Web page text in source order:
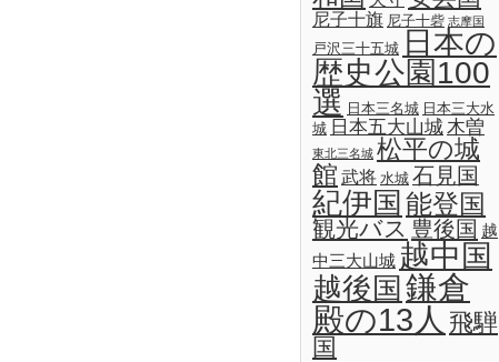
尼子十旗 尼子十砦 志摩国
戸沢三十五城 日本の
歴史公園100
選 日本三名城 日本三大水
城 日本五大山城木曽
東北三名城 松平の城
館 武将 水城 石見国
紀伊国 能登国
観光バス 豊後国 越
中三大山城 越中国
越後国 鎌倉
殿の13人 飛騨
国